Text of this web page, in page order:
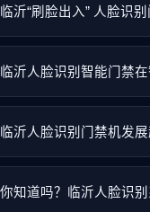
临沂“刷脸出入” 人脸识
临沂人脸识别门禁机发